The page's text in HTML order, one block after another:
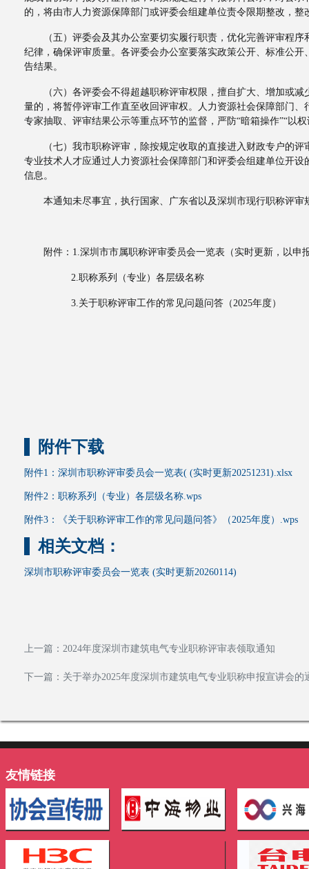
的，将由市人力资源保障部门或评委会组建单位责令限期整改，
（五）评委会及其办公室要切实履行职责，优化完善评审程序
纪律，确保评审质量。各评委会办公室要落实政策公开、标准公
告结果。
（六）各评委会不得超越职称评审权限，擅自扩大、增加或减
量的，将暂停评审工作直至收回评审权。人力资源社会保障部门
专家抽取、评审结果公示等重点环节的监督，严防“暗箱操作”“以
（七）我市职称评审，除按规定收取的直接进入财政专户的评
专业技术人才应通过人力资源社会保障部门和评委会组建单位开
信息。
本通知未尽事宜，执行国家、广东省以及深圳市现行职称评审
附件：1.深圳市市属职称评审委员会一览表（实时更新，以申
2.职称系列（专业）各层级名称
3.关于职称评审工作的常见问题问答（2025年度）
附件下载
附件1：深圳市职称评审委员会一览表( (实时更新20251231).xlsx
附件2：职称系列（专业）各层级名称.wps
附件3：《关于职称评审工作的常见问题问答》（2025年度）.wps
相关文档：
深圳市职称评审委员会一览表 (实时更新20260114)
上一篇： 2024年度深圳市建筑电气专业职称评审表领取通知
下一篇： 关于举办2025年度深圳市建筑电气专业职称申报宣讲会的
友情链接